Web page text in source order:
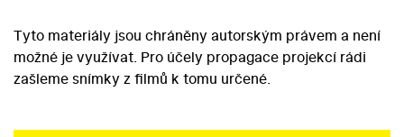
Tyto materiály jsou chráněny autorským právem a není
možné je využívat. Pro účely propagace projekcí rádi
zašleme snímky z filmů k tomu určené.